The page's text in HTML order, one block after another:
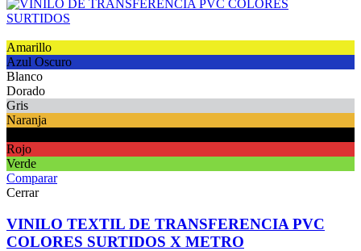
Amarillo
Azul Oscuro
Blanco
Dorado
Gris
Naranja
Rojo
Verde
Comparar
Cerrar
VINILO TEXTIL DE TRANSFERENCIA PVC
COLORES SURTIDOS X METRO